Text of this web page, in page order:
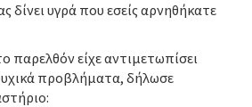
δίνει υγρά που εσείς αρνηθήκατε
παρελθόν είχε αντιμετωπίσει
προβλήματα, δήλωσε